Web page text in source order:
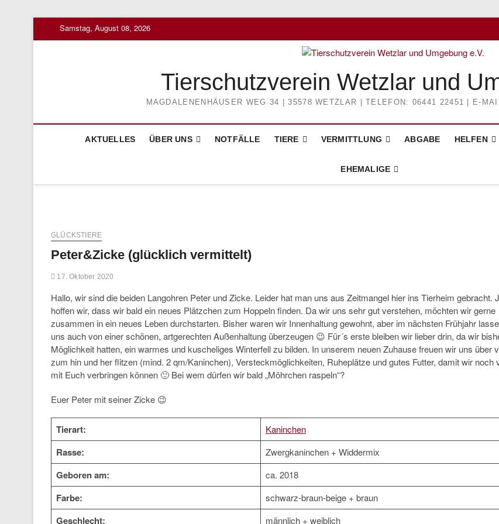
Samstag, August 08, 2026
Tierschutzverein Wetzlar und
MAGDALENENHÄUSER WEG 34 | 35578 WETZLAR | TELEFON: 06441 22451 | E-
AKTUELLES ÜBER UNS NOTFÄLLE TIERE VERMITTLUNG ABGABE HELFEN
EHEMALIGE
GLÜCKSTIERE
Peter&Zicke (glücklich vermittelt)
17. Oktober 2020
Hallo, wir sind die beiden Langohren Peter und Zicke. Leider hat man uns aus Zeitmangel hier ins Tierheim gebracht.
hoffen wir, dass wir bald ein neues Plätzchen zum Hoppeln finden. Da wir uns sehr gut verstehen, möchten wir gerne
zusammen in ein neues Leben durchstarten. Bisher waren wir Innenhaltung gewohnt, aber im nächsten Frühjahr
uns auch von einer schönen, artgerechten Außenhaltung überzeugen 😉 Für´s erste bleiben wir lieber drin, da wir
Möglichkeit hatten, ein warmes und kuscheliges Winterfell zu bilden. In unserem neuen Zuhause freuen wir uns über
zum hin und her flitzen (mind. 2 qm/Kaninchen), Versteckmöglichkeiten, Ruheplätze und gutes Futter, damit wir noch
mit Euch verbringen können 🙂 Bei wem dürfen wir bald „Möhrchen raspeln“?
Euer Peter mit seiner Zicke 😉
Tierart: Kaninchen
Rasse: Zwergkaninchen + Widdermix
Geboren am: ca. 2018
Farbe: schwarz-braun-beige + braun
Geschlecht: männlich + weiblich